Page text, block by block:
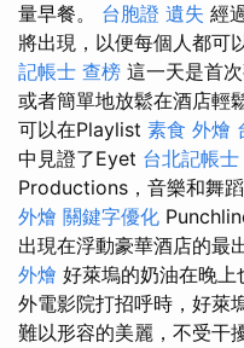
量早餐。 台胞證 遺失 經
將出現，以便每個人都可
記帳士 查榜 這一天是首
或者簡單地放鬆在酒店輕
可以在Playlist 素食 外燴
中見證了Eyet 台北記帳士
Productions，音樂和舞
外燴 關鍵字優化
出現在浮動豪華酒店的最
外燴 好萊塢的奶油在晚
外電影院打招呼時，好萊
難以形容的美麗，不受干